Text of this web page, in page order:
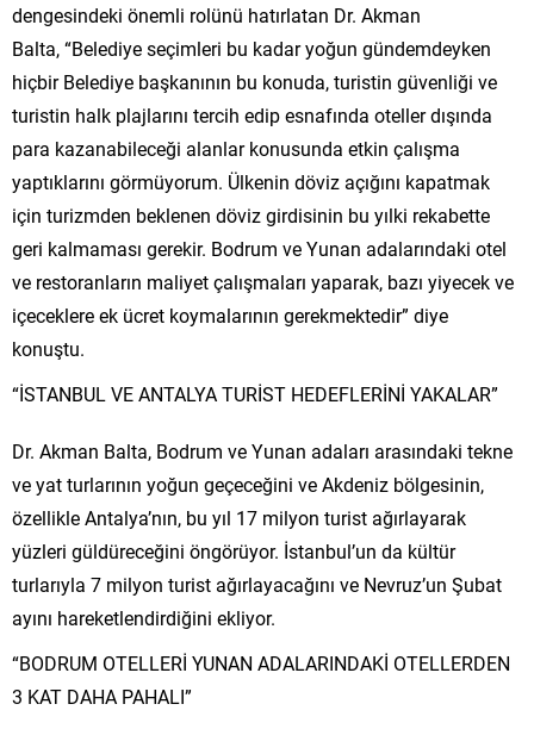
dengesindeki önemli rolünü hatırlatan Dr. Akman
Balta, “Belediye seçimleri bu kadar yoğun gündemdeyken
hiçbir Belediye başkanının bu konuda, turistin güvenliği ve
turistin halk plajlarını tercih edip esnafında oteller dışında
para kazanabileceği alanlar konusunda etkin çalışma
yaptıklarını görmüyorum. Ülkenin döviz açığını kapatmak
için turizmden beklenen döviz girdisinin bu yılki rekabette
geri kalmaması gerekir. Bodrum ve Yunan adalarındaki otel
ve restoranların maliyet çalışmaları yaparak, bazı yiyecek ve
içeceklere ek ücret koymalarının gerekmektedir” diye
konuştu.
“İSTANBUL VE ANTALYA TURİST HEDEFLERİNİ YAKALAR”
Dr. Akman Balta, Bodrum ve Yunan adaları arasındaki tekne
ve yat turlarının yoğun geçeceğini ve Akdeniz bölgesinin,
özellikle Antalya’nın, bu yıl 17 milyon turist ağırlayarak
yüzleri güldüreceğini öngörüyor. İstanbul’un da kültür
turlarıyla 7 milyon turist ağırlayacağını ve Nevruz’un Şubat
ayını hareketlendirdiğini ekliyor.
“BODRUM OTELLERİ YUNAN ADALARINDAKİ OTELLERDEN
3 KAT DAHA PAHALI”